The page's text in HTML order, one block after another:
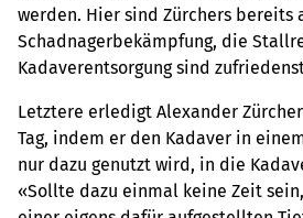
werden. Hier sind Zürchers bereits
Schadnagerbekämpfung, die
Kadaverentsorgung sind
Letztere erledigt Alexander
Tag, indem er den Kadaver in
nur dazu genutzt wird, in die
«Sollte dazu einmal keine Zeit